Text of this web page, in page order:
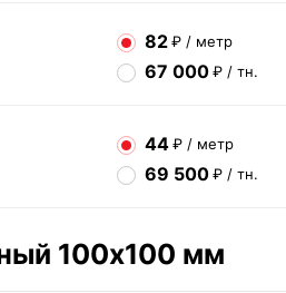
82 ₽ / метр
67 000 ₽ / тн.
44 ₽ / метр
69 500 ₽ / тн.
100х100 мм